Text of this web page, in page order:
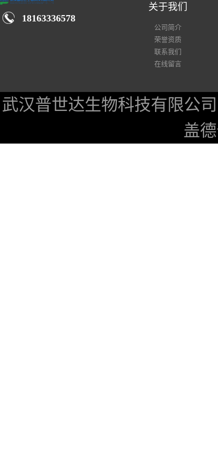
18163336578
关于我们
公司简介
荣誉资质
联系我们
在线留言
武汉普世达生物科技有限公司
盖